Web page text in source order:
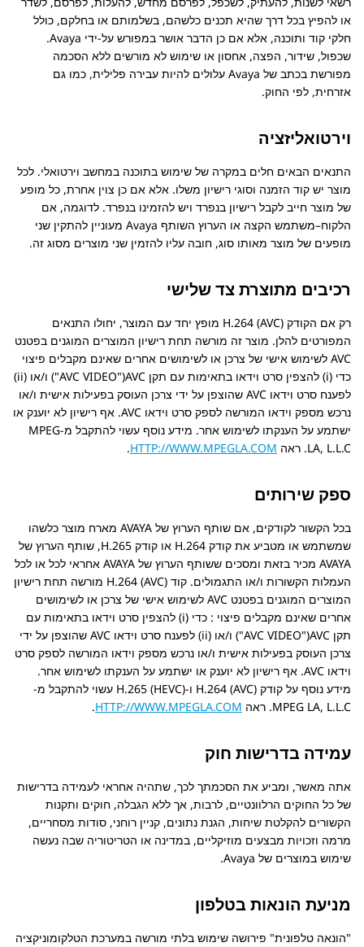
או להפיץ בכל דרך שהיא תכנים כלשהם, בשלמותם או בחלקם, כולל
חלקי קוד ותוכנה, אלא אם כן הדבר אושר במפורש על-ידי Avaya
.
שכפול, שידור, הפצה, אחסון או שימוש לא מורשים ללא הסכמה
מפורשת בכתב של Avaya עלולים להיות עבירה פלילית, כמו גם
אזרחית, לפי החוק.
וירטואליזציה
התנאים הבאים חלים במקרה של שימוש בתוכנה במחשב וירטואלי. לכל
מוצר יש קוד הזמנה וסוגי רישיון משלו. אלא אם כן צוין אחרת, כל מופע
של מוצר חייב לקבל רישיון בנפרד ויש להזמינו בנפרד. לדוגמה, אם
הלקוח–משתמש הקצה או הערוץ השותף Avaya מעוניין להתקין שני
מופעים של מוצר מאותו סוג, חובה עליו להזמין שני מוצרים מסוג זה.
רכיבים מתוצרת צד שלישי
רק אם הקודק H.264 (AVC) מופץ יחד עם המוצר, יחולו התנאים
המפורטים להלן. מוצר זה מורשה תחת רישיון המוצרים המוגנים בפטנט
AVC לשימוש אישי של צרכן או לשימושים אחרים שאינם מקבלים פיצוי
כדי (i) להצפין סרט וידאו בתאימות עם תקן AVC‏(
AVC VIDEO
) ו/או (ii)
לפענח סרט וידאו AVC שהוצפן על ידי צרכן העוסק בפעילות אישית ו/או
נרכש מספק וידאו המורשה לספק סרט וידאו AVC. אף רישיון לא יוענק או
ישתמע על הענקתו לשימוש אחר. מידע נוסף עשוי להתקבל מ-MPEG
LA, L.L.C. ראה
HTTP://WWW.MPEGLA.COM
.
ספק שירותים
בכל הקשור לקודקים, אם שותף הערוץ של AVAYA מארח מוצר כלשהו
שמשתמש או מטביע את קודק H.264 או קודק H.265, שותף הערוץ של
AVAYA מכיר בזאת ומסכים ששותף הערוץ של AVAYA אחראי לכל או לכל
העמלות הקשורות ו/או התגמולים. קוד H.264 (AVC) מורשה תחת רישיון
המוצרים המוגנים בפטנט AVC לשימוש אישי של צרכן או לשימושים
אחרים שאינם מקבלים פיצוי : כדי (i) להצפין סרט וידאו בתאימות עם
תקן AVC‏(
AVC VIDEO
) ו/או (ii) לפענח סרט וידאו AVC שהוצפן על ידי
צרכן העוסק בפעילות אישית ו/או נרכש מספק וידאו המורשה לספק סרט
וידאו AVC. אף רישיון לא יוענק או ישתמע על הענקתו לשימוש אחר.
מידע נוסף על קודק H.264 (AVC) ו-H.265 (HEVC) עשוי להתקבל מ-
MPEG LA, L.L.C. ראה
HTTP://WWW.MPEGLA.COM
.
עמידה בדרישות חוק
אתה מאשר, ומביע את הסכמתך לכך, שתהיה אחראי לעמידה בדרישות
של כל החוקים הרלוונטיים, לרבות, אך ללא הגבלה, חוקים ותקנות
הקשורים להקלטת שיחות, הגנת נתונים, קניין רוחני, סודות מסחריים,
מרמה וזכויות מבצעים מוזיקליים, במדינה או הטריטוריה שבה נעשה
שימוש במוצרים של Avaya
.
מניעת הונאות בטלפון
הונאה טלפונית פירושה שימוש בלתי מורשה במערכת הטלקומוניקציה